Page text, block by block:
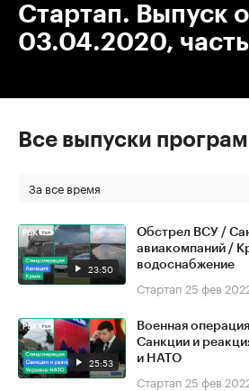
Стартап. Выпуск
03.04.2020,
Все выпуски
За все время
23:50
Обстрел ВСУ /
авиакомпаний /
водоснабжение
Стартап 25 фев
25:53
Военная
Санкции и
и НАТО
Стартап 25 фев